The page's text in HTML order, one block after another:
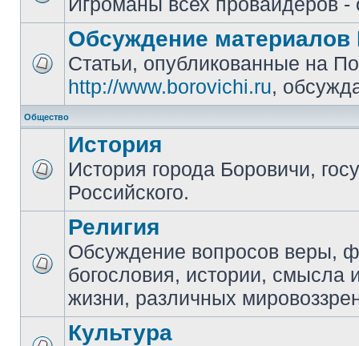
Обсуждение материалов
Статьи, опубликованные на
http://www.borovichi.ru,
Общество
История
История города Боровичи,
Российского.
Религия
Обсуждение вопросов веры,
богословия, истории, смысла
жизни, различных
Культура